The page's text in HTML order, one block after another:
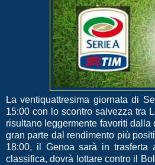
La ventiquattresima giornata di
15:00 con lo scontro salvezza tra
risultano leggermente favoriti dalla
gran parte dal rendimento più
18:00, il Genoa sarà in trasferta
classifica, dovrà lottare contro il